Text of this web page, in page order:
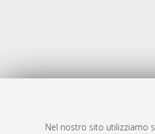
Nel nostro sito utilizziamo